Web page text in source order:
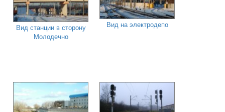
Вид станции в сторону
Молодечно
Вид на электродепо